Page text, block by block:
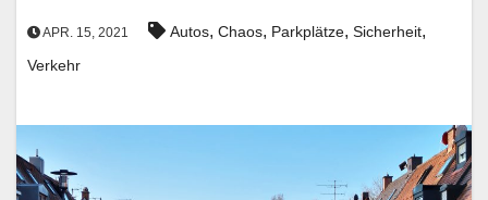
APR. 15, 2021 Autos, Chaos, Parkplätze, Sicherheit,
Verkehr